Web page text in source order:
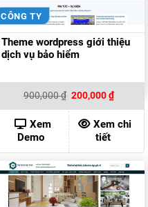
CÔNG TY
Theme wordpress giới thiệu
dịch vụ bảo hiểm
900,000₫ Giá
là:
900,000 ₫.
200,000₫Giá
hiện
tại
là:
Xem
Demo
Xem chi
tiết